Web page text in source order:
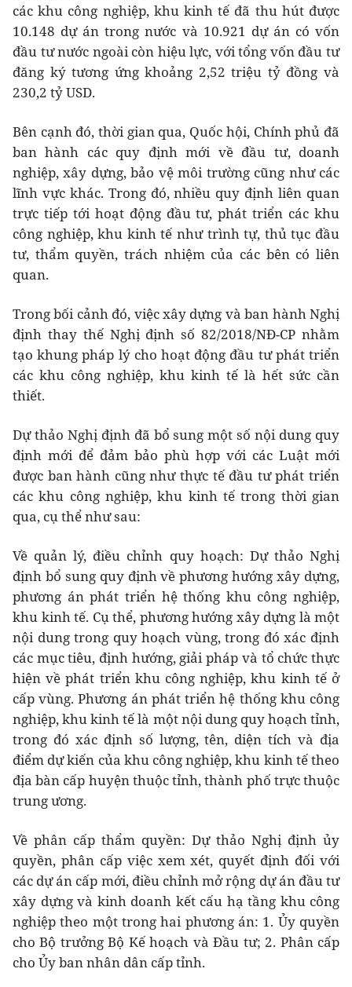
các khu công nghiệp, khu kinh tế đã thu hút được
10.148 dự án trong nước và 10.921 dự án có vốn
đầu tư nước ngoài còn hiệu lực, với tổng vốn đầu tư
đăng ký tương ứng khoảng 2,52 triệu tỷ đồng và
230,2 tỷ USD.
Bên cạnh đó, thời gian qua, Quốc hội, Chính phủ đã
ban hành các quy định mới về đầu tư, doanh
nghiệp, xây dựng, bảo vệ môi trường cũng như các
lĩnh vực khác. Trong đó, nhiều quy định liên quan
trực tiếp tới hoạt động đầu tư, phát triển các khu
công nghiệp, khu kinh tế như trình tự, thủ tục đầu
tư, thẩm quyền, trách nhiệm của các bên có liên
quan.
Trong bối cảnh đó, việc xây dựng và ban hành Nghị
định thay thế Nghị định số 82/2018/NĐ-CP nhằm
tạo khung pháp lý cho hoạt động đầu tư phát triển
các khu công nghiệp, khu kinh tế là hết sức cần
thiết.
Dự thảo Nghị định đã bổ sung một số nội dung quy
định mới để đảm bảo phù hợp với các Luật mới
được ban hành cũng như thực tế đầu tư phát triển
các khu công nghiệp, khu kinh tế trong thời gian
qua, cụ thể như sau:
Về quản lý, điều chỉnh quy hoạch: Dự thảo Nghị
định bổ sung quy định về phương hướng xây dựng,
phương án phát triển hệ thống khu công nghiệp,
khu kinh tế. Cụ thể, phương hướng xây dựng là một
nội dung trong quy hoạch vùng, trong đó xác định
các mục tiêu, định hướng, giải pháp và tổ chức thực
hiện về phát triển khu công nghiệp, khu kinh tế ở
cấp vùng. Phương án phát triển hệ thống khu công
nghiệp, khu kinh tế là một nội dung quy hoạch tỉnh,
trong đó xác định số lượng, tên, diện tích và địa
điểm dự kiến của khu công nghiệp, khu kinh tế theo
địa bàn cấp huyện thuộc tỉnh, thành phố trực thuộc
trung ương.
Về phân cấp thẩm quyền: Dự thảo Nghị định ủy
quyền, phân cấp việc xem xét, quyết định đối với
các dự án cấp mới, điều chỉnh mở rộng dự án đầu tư
xây dựng và kinh doanh kết cấu hạ tầng khu công
nghiệp theo một trong hai phương án: 1. Ủy quyền
cho Bộ trưởng Bộ Kế hoạch và Đầu tư; 2. Phân cấp
cho Ủy ban nhân dân cấp tỉnh.